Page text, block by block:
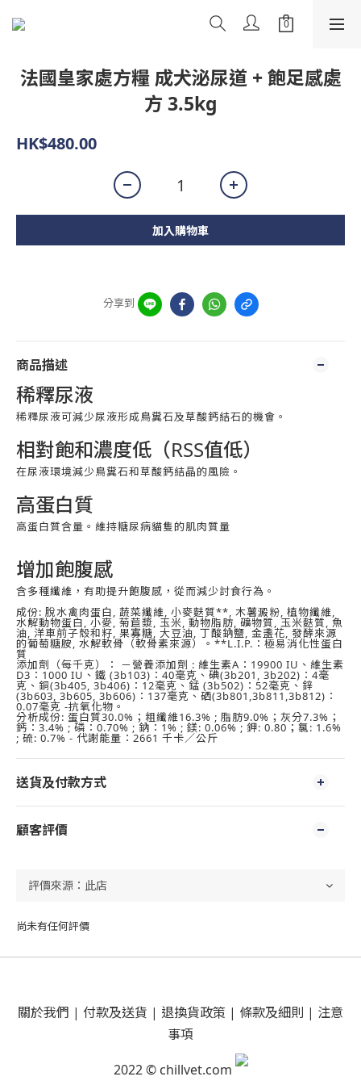
法國皇家處方糧 成犬泌尿道 + 飽足感處
方 3.5kg
HK$480.00
加入購物車
分享到
商品描述
稀釋尿液
稀釋尿液可減少尿液形成鳥糞石及草酸鈣結石的機會。
相對飽和濃度低（RSS值低）
在尿液環境減少鳥糞石和草酸鈣結晶的風險。
高蛋白質
高蛋白質含量。維持糖尿病貓隻的肌肉質量
增加飽腹感
含多種纖維，有助提升飽腹感，從而減少討食行為。
成份: 脫水禽肉蛋白, 蔬菜纖維, 小麥麩質**, 木薯澱粉, 植物纖維,
水解動物蛋白, 小麥, 菊苣漿, 玉米, 動物脂肪, 礦物質, 玉米麩質, 魚
油, 洋車前子殼和籽, 果寡糖, 大豆油, 丁酸鈉鹽, 金盞花, 發酵來源
的葡萄糖胺, 水解軟骨（軟骨素來源）。**L.I.P.：極易消化性蛋白
質
添加劑（每千克）： －營養添加劑 : 維生素A：19900 IU、維生素
D3：1000 IU、鐵 (3b103)：40毫克、碘(3b201, 3b202)：4毫
克、銅(3b405, 3b406)：12毫克、錳 (3b502)：52毫克、鋅
(3b603, 3b605, 3b606)：137毫克、硒(3b801,3b811,3b812)：
0.07毫克 -抗氧化物。
分析成份: 蛋白質30.0%；粗纖維16.3% ; 脂肪9.0%；灰分7.3%；
鈣：3.4% ; 磷：0.70% ; 鈉：1% ; 鎂: 0.06% ; 鉀: 0.80；氯: 1.6%
; 硫: 0.7% - 代謝能量：2661 千卡／公斤
送貨及付款方式
顧客評價
尚未有任何評價
關於我們 | 付款及送貨 | 退換貨政策 | 條款及細則 | 注意
事項
2022 © chillvet.com